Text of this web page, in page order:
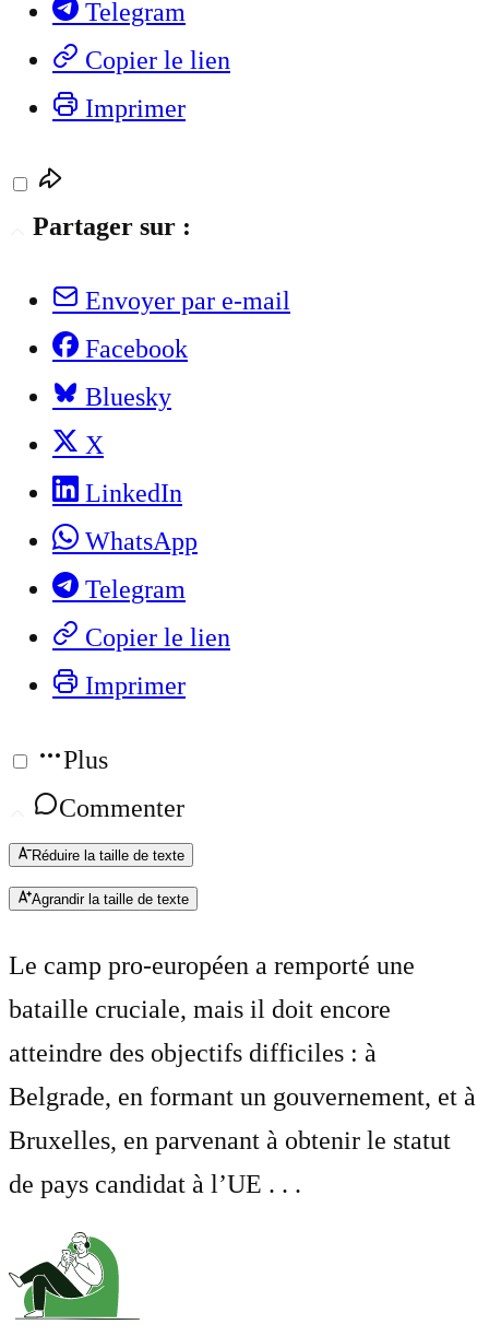
Telegram
Copier le lien
Imprimer
Partager sur :
Envoyer par e-mail
Facebook
Bluesky
X
LinkedIn
WhatsApp
Telegram
Copier le lien
Imprimer
Plus
Commenter
Réduire la taille de texte
Agrandir la taille de texte
Le camp pro-européen a remporté une
bataille cruciale, mais il doit encore
atteindre des objectifs difficiles : à
Belgrade, en formant un gouvernement, et à
Bruxelles, en parvenant à obtenir le statut
de pays candidat à l’UE . . .